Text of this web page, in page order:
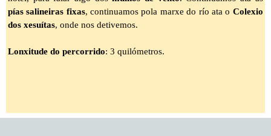
pías salineiras fixas, continuamos pola marxe do río ata o Colexio
dos xesuítas, onde nos detivemos.
Lonxitude do percorrido: 3 quilómetros.